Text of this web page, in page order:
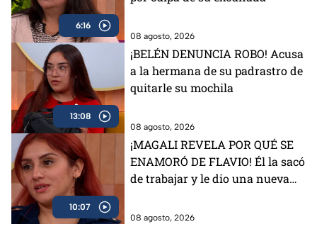
6:16
08 agosto, 2026
13:08
¡BELÉN DENUNCIA ROBO! Acusa
a la hermana de su padrastro de
quitarle su mochila
08 agosto, 2026
10:07
¡MAGALI REVELA POR QUÉ SE
ENAMORÓ DE FLAVIO! Él la sacó
de trabajar y le dio una nueva
08 agosto, 2026